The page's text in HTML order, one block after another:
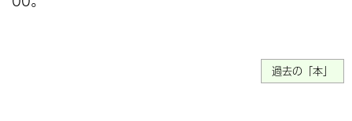
過去の「本」